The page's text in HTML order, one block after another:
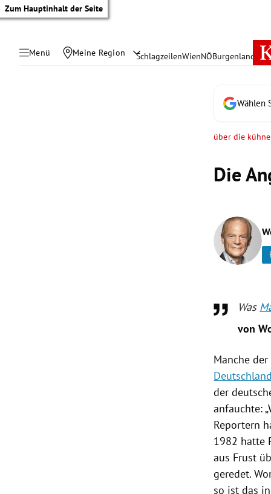
Zum Hauptinhalt der Seite
Menü Meine Region SchlagzeilenWienNÖBurgenland
Wählen
über die
Die
Was
von
Manche
der
anfauchte:
Reportern
1982 hatte
aus Frust
geredet.
so ist das